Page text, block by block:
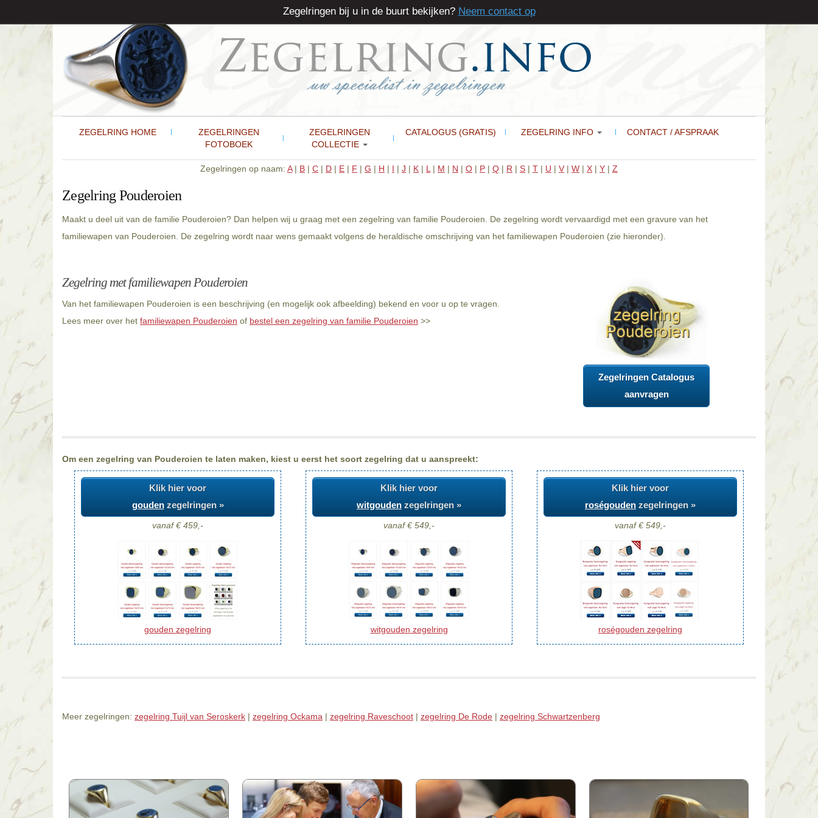
ZEGELRING HOME
ZEGELRINGEN
FOTOBOEK
ZEGELRINGEN
COLLECTIE
CATALOGUS (GRATIS) ZEGELRING INFO CONTACT / AFSPRAAK
Zegelringen op naam: A| B | C | D | E | F | G | H | I | J | K | L | M | N | O | P | Q | R | S | T | U | V | W | X | Y | Z
Zegelring Pouderoien
Maakt u deel uit van de familie Pouderoien? Dan helpen wij u graag met een zegelring van familie Pouderoien. De zegelring wordt vervaardigd met een gravure van het
familiewapen van Pouderoien. De zegelring wordt naar wens gemaakt volgens de heraldische omschrijving van het familiewapen Pouderoien (zie hieronder).
Zegelring met familiewapen Pouderoien
Van het familiewapen Pouderoien is een beschrijving (en mogelijk ook afbeelding) bekend en voor u op te vragen.
Lees meer over het familiewapen Pouderoien of bestel een zegelring van familie Pouderoien >>
Zegelringen Catalogus
aanvragen
Om een zegelring van Pouderoien te laten maken, kiest u eerst het soort zegelring dat u aanspreekt:
Klik hier voor
goudenzegelringen »
vanaf € 459,-
gouden zegelring
Klik hier voor
witgouden zegelringen »
vanaf € 549,-
witgouden zegelring
Klik hier voor
roségouden zegelringen »
vanaf € 549,-
roségouden zegelring
Meer zegelringen: zegelring Tuijl van Seroskerk | zegelring Ockama | zegelring Raveschoot | zegelring De Rode | zegelring Schwartzenberg
Zegelringen bij u in de buurt bekijken? Neem contact op